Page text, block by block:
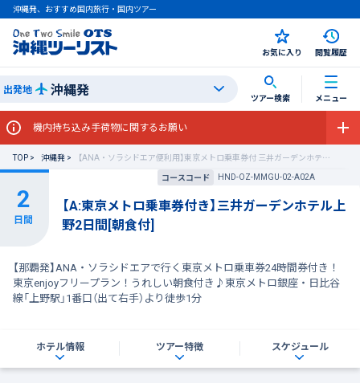
沖縄発、おすすめ国内旅行・国内ツアー
お気に入り 閲覧履歴
出発地 沖縄発 ツアー検索 メニュー
機内持ち込み手荷物に関するお願い
TOP 沖縄発
【ANA・ソラシドエア便利用】東京メトロ乗車券付 三井ガーデンホテル上野
コースコード
HND-OZ-MMGU-02-A02A
【A:東京メトロ乗車券付き】三井ガーデンホテル上
野2日間[朝食付]
【那覇発】ANA・ソラシドエアで行く東京メトロ乗車券24時間券付き！
東京enjoyフリープラン！うれしい朝食付き♪東京メトロ銀座・日比谷
線「上野駅」1番口（出て右手）より徒歩1分
ホテル情報 ツアー特徴 スケジュール